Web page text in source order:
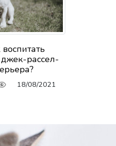
рассел-
18/08/2021